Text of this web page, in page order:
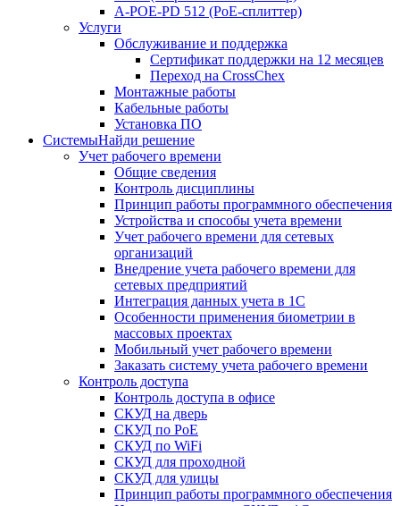
A-POE-PD 512 (PoE-сплиттер)
Услуги
Обслуживание и поддержка
Сертификат поддержки на 12 месяцев
Переход на CrossChex
Монтажные работы
Кабельные работы
Установка ПО
СистемыНайди решение
Учет рабочего времени
Общие сведения
Контроль дисциплины
Принцип работы программного обеспечения
Устройства и способы учета времени
Учет рабочего времени для сетевых
организаций
Внедрение учета рабочего времени для
сетевых предприятий
Интеграция данных учета в 1С
Особенности применения биометрии в
массовых проектах
Мобильный учет рабочего времени
Заказать систему учета рабочего времени
Контроль доступа
Контроль доступа в офисе
СКУД на дверь
СКУД по PoE
СКУД по WiFi
СКУД для проходной
СКУД для улицы
Принцип работы программного обеспечения